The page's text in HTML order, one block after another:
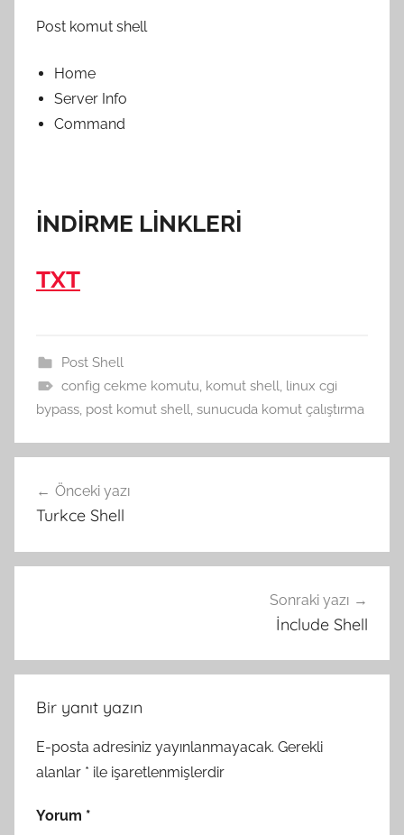
Post komut shell
Home
Server Info
Command
İNDİRME LİNKLERİ
TXT
Post Shell
config cekme komutu, komut shell, linux cgi
bypass, post komut shell, sunucuda komut çalıştırma
gezinmesi
Önceki yazı
Turkce Shell
Sonraki yazı
İnclude Shell
Bir yanıt yazın
E-posta adresiniz yayınlanmayacak. Gerekli
alanlar * ile işaretlenmişlerdir
Yorum *